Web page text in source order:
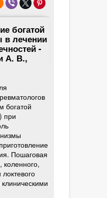
богатой
в лечении
-
А. В.,
богатой
при
Пошаговая
коленного,